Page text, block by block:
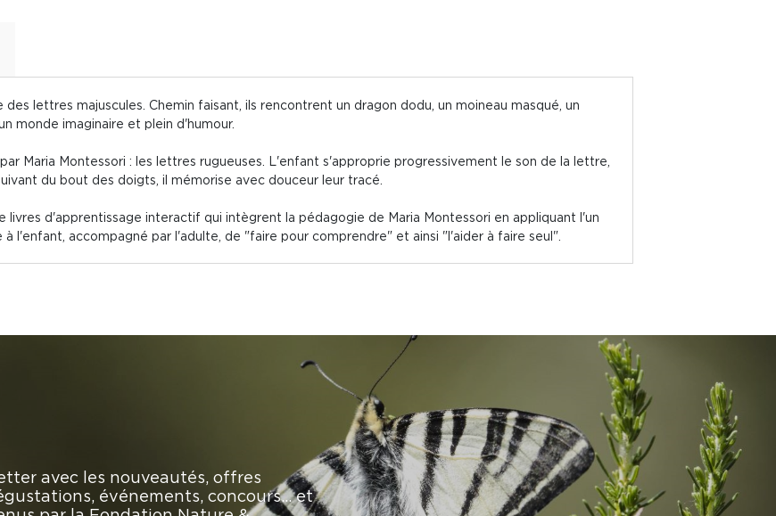
lettres majuscules. Chemin faisant, ils rencontrent un dragon dodu, un moineau masqué, un
monde imaginaire et plein d'humour.
Maria Montessori : les lettres rugueuses. L'enfant s'approprie progressivement le son de la lettre,
du bout des doigts, il mémorise avec douceur leur tracé.
d'apprentissage interactif qui intègrent la pédagogie de Maria Montessori en appliquant l'un
l'enfant, accompagné par l'adulte, de "faire pour comprendre" et ainsi "l'aider à faire seul".
avec les nouveautés, offres
événements, concours… et